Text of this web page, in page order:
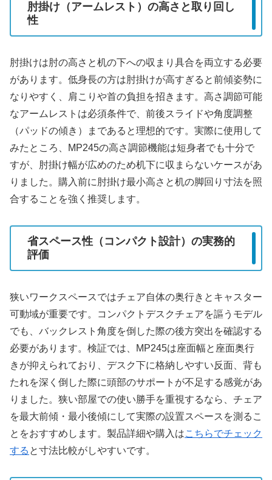
肘掛け（アームレスト）の高さと取り回し
性
肘掛けは肘の高さと机の下への収まり具合を両立する必要
があります。低身長の方は肘掛けが高すぎると前傾姿勢に
なりやすく、肩こりや首の負担を招きます。高さ調節可能
なアームレストは必須条件で、前後スライドや角度調整
（パッドの傾き）まであると理想的です。実際に使用して
みたところ、MP245の高さ調節機能は短身者でも十分で
すが、肘掛け幅が広めのため机下に収まらないケースがあ
りました。購入前に肘掛け最小高さと机の脚回り寸法を照
合することを強く推奨します。
省スペース性（コンパクト設計）の実務的
評価
狭いワークスペースではチェア自体の奥行きとキャスター
可動域が重要です。コンパクトデスクチェアを謳うモデル
でも、バックレスト角度を倒した際の後方突出を確認する
必要があります。検証では、MP245は座面幅と座面奥行
きが抑えられており、デスク下に格納しやすい反面、背も
たれを深く倒した際に頭部のサポートが不足する感覚があ
りました。狭い部屋での使い勝手を重視するなら、チェア
を最大前傾・最小後傾にして実際の設置スペースを測るこ
とをおすすめします。製品詳細や購入はこちらでチェック
する と寸法比較がしやすいです。